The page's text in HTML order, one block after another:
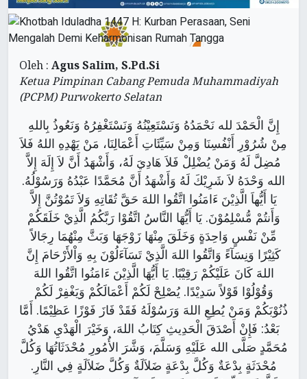
Oleh : Agus Salim, S.Pd.Si
Ketua Pimpinan Cabang Pemuda Muhammadiyah
(PCPM) Purwokerto Selatan
إِنَّ الْحَمْدَ لله نَحْمَدُهُ وَنَسْتَعِيْنُهُ وَنَسْتَغْفِرُهُ وَنَعُوذُ بِاللهِ
مِنْ شُرُوْرِ أَنْفُسِنَا وَمِنْ سَيِّئَاتِ أَعْمَالِنَا، مَنْ يَهْدِهِ اللهُ فَلاَ
مُضِلَّ لَهُ وَمَنْ يُضْلِلْ فَلاَ هَادِيَ لَهُ، وَأَشْهَدُ أَنَّ لاَ إِلَهَ إِلاَّ
الله وَحْدَهُ لاَ شَرِيْكَ لَهُ وَأَشْهَدُ أَنَّ مُحَمَّدًا عَبْدُهُ وَرَسُوْلُهُ.
يَا أَيُّهاَ الَّذِيْنَ ءَامَنُوا اتَّقُوا اللهَ حَقَّ تُقَاتِهِ وَلاَ تَمُوْتُنَّ إِلاَّ
وَأَنتُمْ مُّسْلِمُوْنَ. يَا أَيُّهَا النَّاسُ اتَّقُوْا رَبَّكُمُ الَّذِيْ خَلَقَكُمْ
مِّنْ نَفْسٍ وَاحِدَةٍ وَخَلَقَ مِنْهَا زَوْجَهَا وَبَثَّ مِنْهُمَا رِجَالاً
كَثِيْرًا وَنِسَآءً وَاتَّقُوا اللهَ الَّذِيْ تَسَآءَلُوْنَ بِهِ وَاْلأَرْحَامَ إِنَّ
اللهَ كَانَ عَلَيْكُمْ رَقِيْبًا. يَا أَيُّهَا الَّذِيْنَ ءَامَنُوا اتَّقُوا اللهَ
وَقُوْلُوْا قَوْلاً سَدِيْدًا. يُصْلِحْ لَكُمْ أَعْمَالَكُمْ وَيَغْفِرْ لَكُمْ
ذُنُوْبَكُمْ وَمَنْ يُطِعِ اللهَ وَرَسُوْلَهُ فَقَدْ فَازَ فَوْزًا عَظِيْمًا. أَمَّا
بَعْدُ: فَإِنْ أَصْدَقَ الْحَدِيثِ كِتَابُ اللهَ، وَخَيْرَ الْهَدْيِ هَدْيُ
مُحَمَّدٍ صَلَّى الله عَلَيْهِ وَسَلَّمَ، وَشَّرَ الأُمُورِ مُحْدَثَاتُهَا وَكُلَّ
مُحْدَثَةٍ بِدْعَةٌ وَكُلَّ بِدْعَةٍ ضَلاَلَةٌ وَكُلَّ ضَلاَلَةٍ فِي النَّارِ.